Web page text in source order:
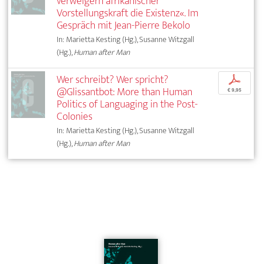
Vorstellungskraft die Existenz«. Im
Gespräch mit Jean-Pierre Bekolo
In: Marietta Kesting (Hg.), Susanne Witzgall
(Hg.),Human after Man
Wer schreibt? Wer spricht?
@Glissantbot: More than Human
Politics of Languaging in the Post-
Colonies
In: Marietta Kesting (Hg.), Susanne Witzgall
(Hg.),Human after Man
p
€ 9,95